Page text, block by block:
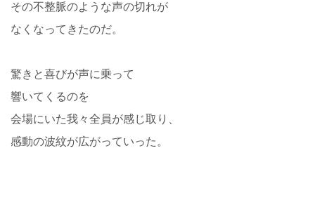
その不整脈のような声の切れが
なくなってきたのだ。
驚きと喜びが声に乗って
響いてくるのを
会場にいた我々全員が感じ取り、
感動の波紋が広がっていった。